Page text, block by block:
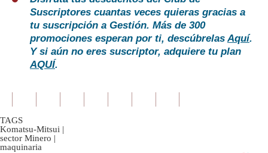
Suscriptores cuantas veces quieras gracias a
tu suscripción a Gestión. Más de 300
promociones esperan por ti, descúbrelasAquí.
Y si aún no eres suscriptor, adquiere tu plan
AQUÍ.
TAGS
Komatsu-Mitsui |
sector Minero |
maquinaria